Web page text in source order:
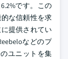
です。この
な信頼性を求
提供されてい
などのプ
ユニットを集